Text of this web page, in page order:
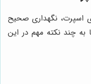
اسپرت، نگهداری صحیح
چند نکته مهم در این